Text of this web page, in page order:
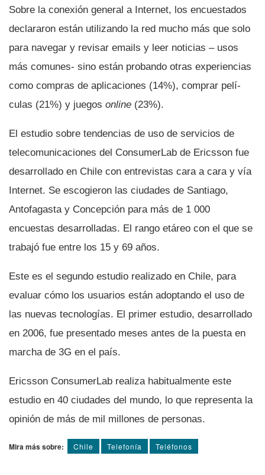
Sobre la conexión general a Internet, los encuestados
declararon están utilizando la red mucho más que solo
para navegar y revisar emails y leer noticias – usos
más comunes- sino están probando otras experiencias
como compras de aplicaciones (14%), comprar pelí­
culas (21%) y juegos online (23%).
El estudio sobre tendencias de uso de servicios de
telecomunicaciones del ConsumerLab de Ericsson fue
desarrollado en Chile con entrevistas cara a cara y ví­a
Internet. Se escogieron las ciudades de Santiago,
Antofagasta y Concepción para más de 1 000
encuestas desarrolladas. El rango etáreo con el que se
trabajó fue entre los 15 y 69 años.
Este es el segundo estudio realizado en Chile, para
evaluar cómo los usuarios están adoptando el uso de
las nuevas tecnologí­as. El primer estudio, desarrollado
en 2006, fue presentado meses antes de la puesta en
marcha de 3G en el paí­s.
Ericsson ConsumerLab realiza habitualmente este
estudio en 40 ciudades del mundo, lo que representa la
opinión de más de mil millones de personas.
Mira más sobre: Chile Telefoní­a Teléfonos